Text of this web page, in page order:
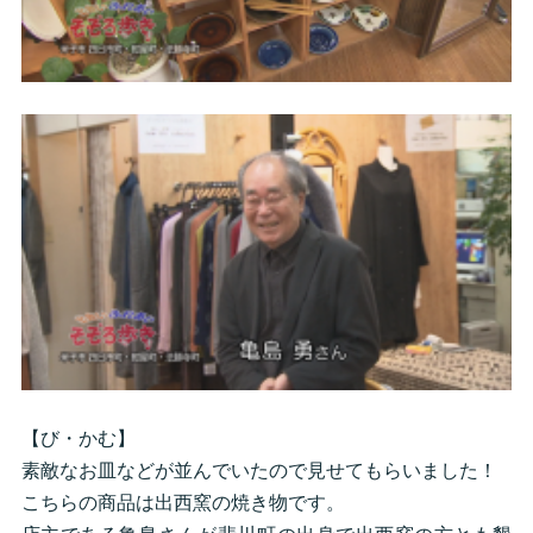
【び・かむ】
素敵なお皿などが並んでいたので見せてもらいました！
こちらの商品は出西窯の焼き物です。